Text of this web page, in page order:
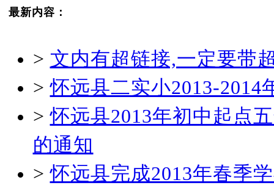
最新内容：
> 文内有超链接,一定要带
>怀远县二实小2013-2014
>怀远县2013年初中起点
的通知
>怀远县完成2013年春季